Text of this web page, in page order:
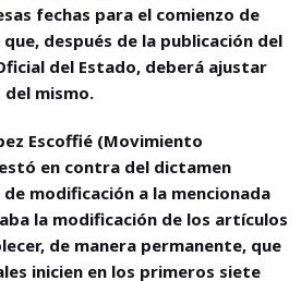
fechas para el comienzo de
después de la publicación del
del Estado, deberá ajustar
mismo.
Escoffié (Movimiento
en contra del dictamen
modificación a la mencionada
la modificación de los artículos
de manera permanente, que
inicien en los primeros siete